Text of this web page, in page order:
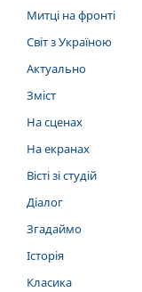
Митці на фронті
Світ з Україною
Актуально
Зміст
На сценах
На екранах
Вісті зі студій
Діалог
Згадаймо
Історія
Класика